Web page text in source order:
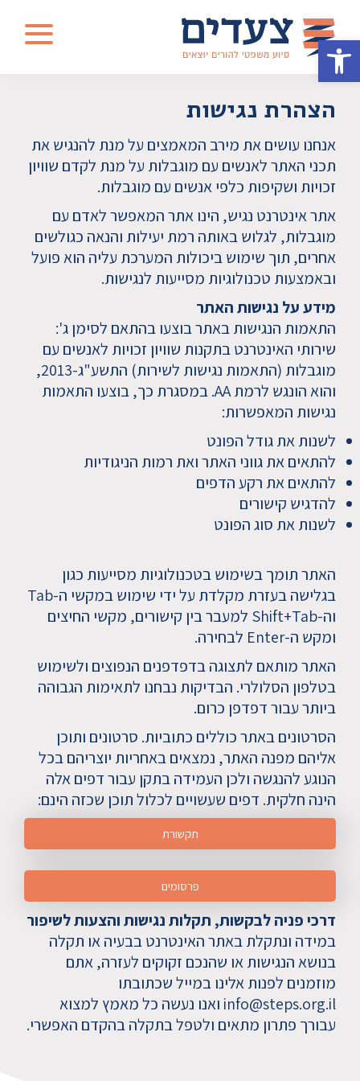
פתח סרגל נגישות
תפריט
צעדים
-
סיוע
להורים
יוצאים
הצהרת נגישות
אנחנו עושים את מירב המאמצים על מנת להנגיש את
תכני האתר לאנשים עם מוגבלות על מנת לקדם שוויון
זכויות ושקיפות כלפי אנשים עם מוגבלות.
אתר אינטרנט נגיש, הינו אתר המאפשר לאדם עם
מוגבלות, לגלוש באותה רמת יעילות והנאה כגולשים
אחרים, תוך שימוש ביכולות המערכת עליה הוא פועל
ובאמצעות טכנולוגיות מסייעות לנגישות.
מידע על נגישות האתר
התאמות הנגישות באתר בוצעו בהתאם לסימן ג':
שירותי האינטרנט בתקנות שוויון זכויות לאנשים עם
מוגבלות (התאמות נגישות לשירות) התשע"ג-2013,
והוא הונגש לרמת AA. במסגרת כך, בוצעו התאמות
נגישות המאפשרות:
לשנות את גודל הפונט
להתאים את גווני האתר ואת רמות הניגודיות
להתאים את רקע הדפים
להדגיש קישורים
לשנות את סוג הפונט
האתר תומך בשימוש בטכנולוגיות מסייעות כגון
בגלישה בעזרת מקלדת על ידי שימוש במקשי ה-Tab
וה-Shift+Tab למעבר בין קישורים, מקשי החיצים
ומקש ה-Enter לבחירה.
האתר מותאם לתצוגה בדפדפנים הנפוצים ולשימוש
בטלפון הסלולרי. הבדיקות נבחנו לתאימות הגבוהה
ביותר עבור דפדפן כרום.
הסרטונים באתר כוללים כתוביות. סרטונים ותוכן
אליהם מפנה האתר, נמצאים באחריות יוצריהם בכל
הנוגע להנגשה ולכן העמידה בתקן עבור דפים אלה
הינה חלקית. דפים שעשויים לכלול תוכן שכזה הינם:
תקשורת
פרסומים
דרכי פניה לבקשות, תקלות נגישות והצעות לשיפור
במידה ונתקלת באתר האינטרנט בבעיה או תקלה
בנושא הנגישות או שהנכם זקוקים לעזרה, אתם
מוזמנים לפנות אלינו במייל שכתובתו
info@steps.org.il ואנו נעשה כל מאמץ למצוא
עבורך פתרון מתאים ולטפל בתקלה בהקדם האפשרי.